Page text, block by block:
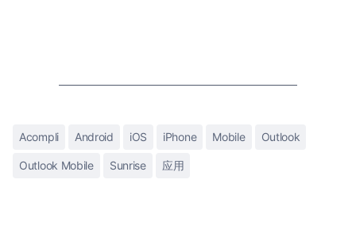
Acompli Android iOS iPhone Mobile Outlook
Outlook Mobile Sunrise 应用